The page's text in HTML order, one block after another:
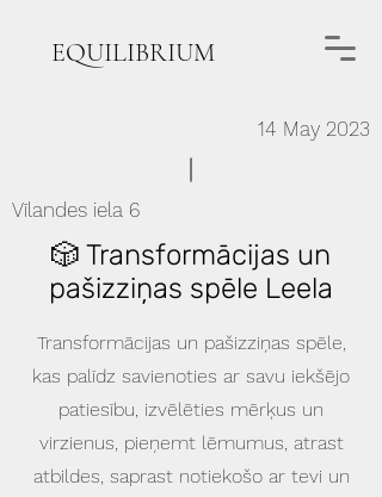
EQUILIBRIUM
14 May 2023
Vīlandes iela 6
🎲 Transformācijas un
pašizziņas spēle Leela
Transformācijas un pašizziņas spēle,
kas palīdz savienoties ar savu iekšējo
patiesību, izvēlēties mērķus un
virzienus, pieņemt lēmumus, atrast
atbildes, saprast notiekošo ar tevi un